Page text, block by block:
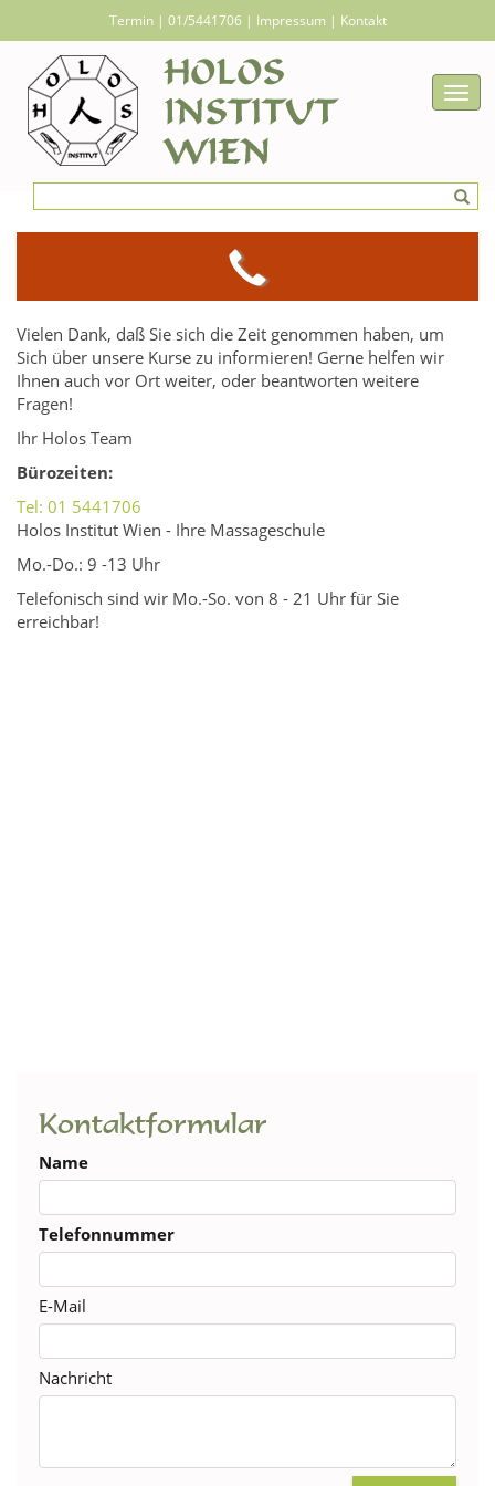
Termin| 01/5441706| Impressum | Kontakt
Vielen Dank, daß Sie sich die Zeit genommen haben, um
Sich über unsere Kurse zu informieren! Gerne helfen wir
Ihnen auch vor Ort weiter, oder beantworten weitere
Fragen!
Ihr Holos Team
Bürozeiten:
Tel: 01 5441706
Holos Institut Wien - Ihre Massageschule
Mo.-Do.: 9 -13 Uhr
Telefonisch sind wir Mo.-So. von 8 - 21 Uhr für Sie
erreichbar!
Kontaktformular
Name
Telefonnummer
E-Mail
Nachricht